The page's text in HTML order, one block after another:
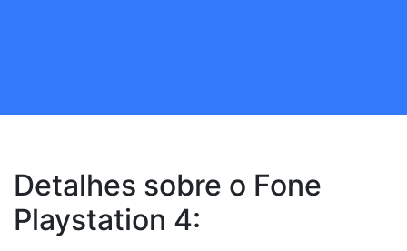
Detalhes sobre o Fone
Playstation 4: